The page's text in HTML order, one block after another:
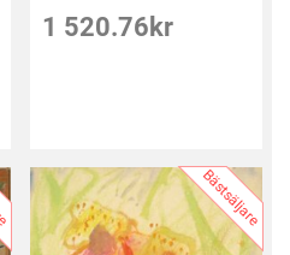
1 520.76 kr
Bästsäljare